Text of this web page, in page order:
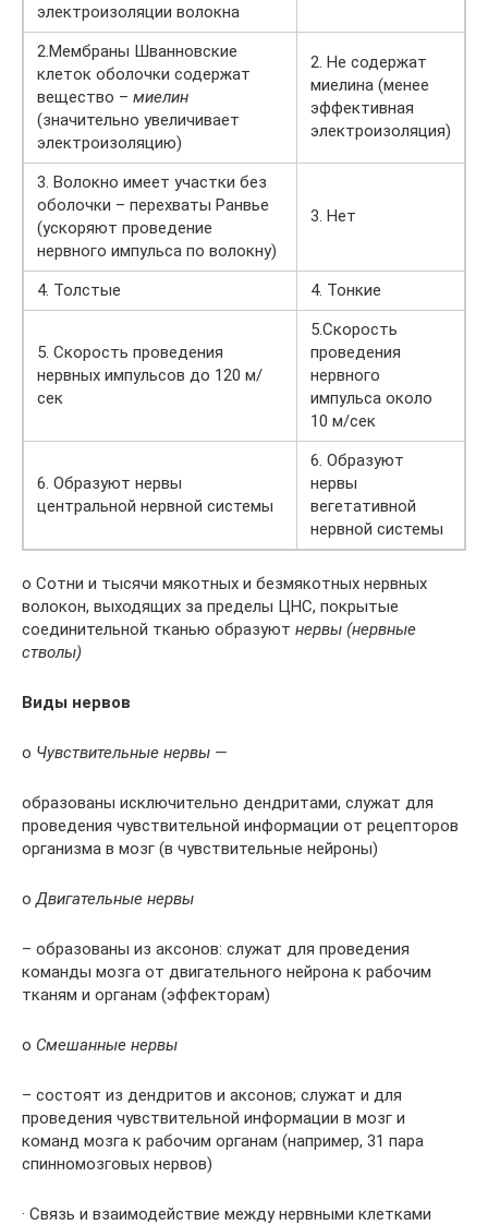
электроизоляции волокна
2.Мембраны Шванновские
клеток оболочки содержат
вещество – миелин
(значительно увеличивает
электроизоляцию)
2. Не содержат
миелина (менее
эффективная
электроизоляция)
3. Волокно имеет участки без
оболочки – перехваты Ранвье
(ускоряют проведение
нервного импульса по волокну)
3. Нет
4. Толстые 4. Тонкие
5. Скорость проведения
нервных импульсов до 120 м/
сек
5.Скорость
проведения
нервного
импульса около
10 м/сек
6. Образуют нервы
центральной нервной системы
6. Образуют
нервы
вегетативной
нервной системы
o Сотни и тысячи мякотных и безмякотных нервных
волокон, выходящих за пределы ЦНС, покрытые
соединительной тканью образуют нервы (нервные
стволы)
Виды нервов
o Чувствительные нервы —
образованы исключительно дендритами, служат для
проведения чувствительной информации от рецепторов
организма в мозг (в чувствительные нейроны)
oДвигательные нервы
– образованы из аксонов: служат для проведения
команды мозга от двигательного нейрона к рабочим
тканям и органам (эффекторам)
o Смешанные нервы
– состоят из дендритов и аксонов; служат и для
проведения чувствительной информации в мозг и
команд мозга к рабочим органам (например, 31 пара
спинномозговых нервов)
· Связь и взаимодействие между нервными клетками